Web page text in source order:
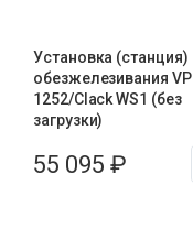
Установка (станция)
обезжелезивания VP
1252/Clack WS1 (без
загрузки)
55 095 ₽